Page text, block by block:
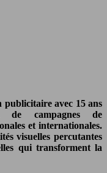
avec 15 ans
de campagnes de
et internationales.
visuelles percutantes
qui transforment la